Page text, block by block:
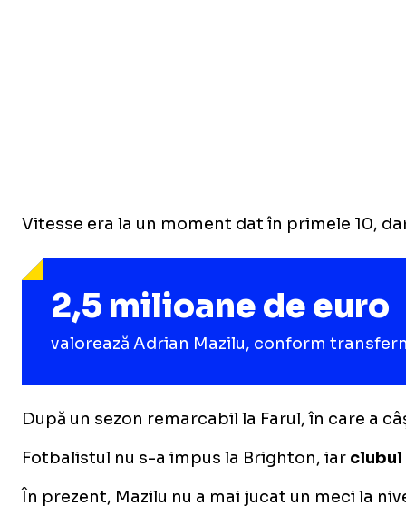
Vitesse era la un moment dat în primele 10,
2,5 milioane de euro
valorează Adrian Mazilu, conform
După un sezon remarcabil la Farul, în care a
Fotbalistul nu s-a impus la Brighton, iarclubul
În prezent, Mazilu nu a mai jucat un meci la